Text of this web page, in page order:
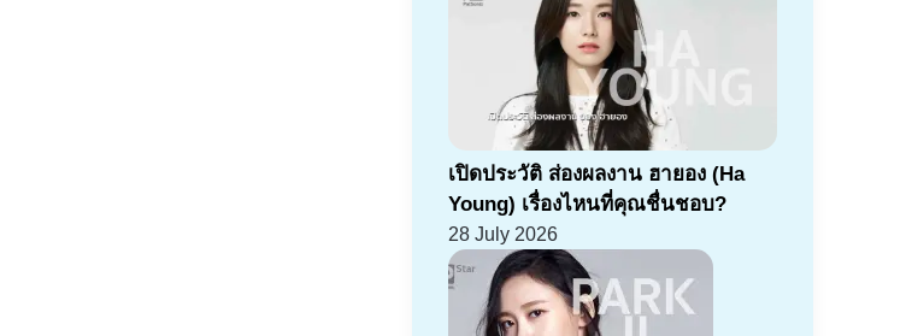
เปิดประวัติ ส่องผลงาน ฮายอง (Ha
Young) เรื่องไหนที่คุณชื่นชอบ?
28 July 2026